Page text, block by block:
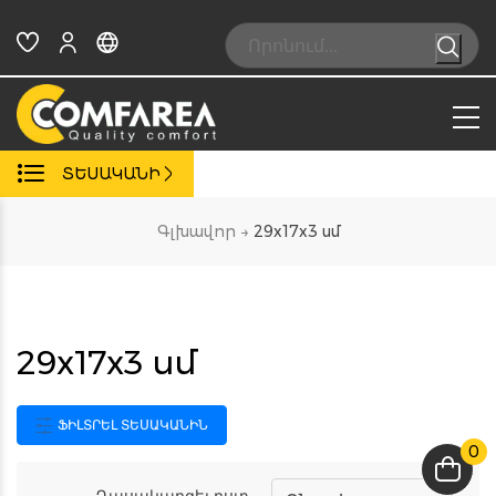
content
Search:
0
ՏԵՍԱԿԱՆԻ
Գլխավոր → 29x17x3 սմ
29x17x3 սմ
ՖԻԼՏՐԵԼ ՏԵՍԱԿԱՆԻՆ